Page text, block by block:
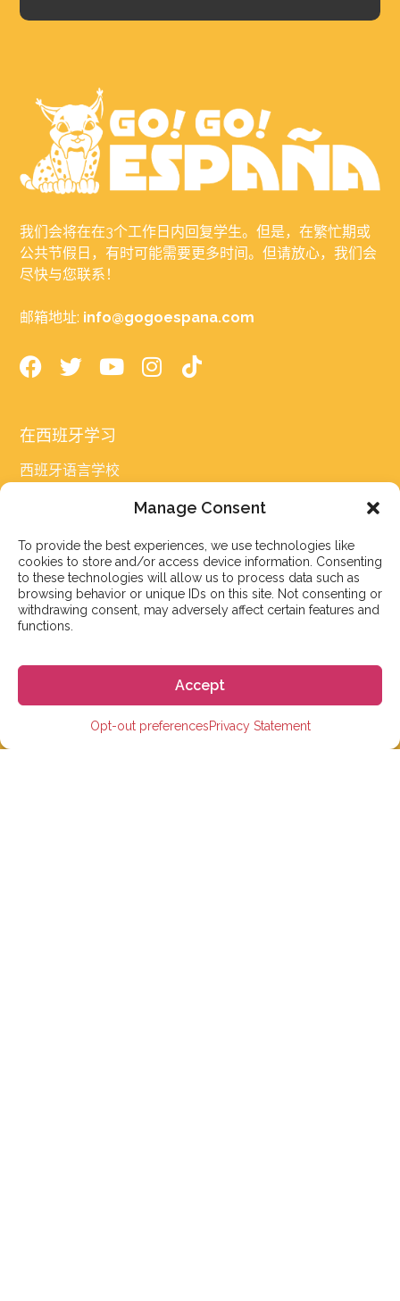
Manage Consent
To provide the best experiences, we use technologies like
cookies to store and/or access device information. Consenting
to these technologies will allow us to process data such as
browsing behavior or unique IDs on this site. Not consenting or
withdrawing consent, may adversely affect certain features and
functions.
Accept
Opt-out preferencesPrivacy Statement
我们会将在在3个工作日内回复学生。但是，在繁忙期或
公共节假日，有时可能需要更多时间。但请放心，我们会
尽快与您联系！
邮箱地址: info@gogoespana.com
在西班牙学习
西班牙语言学校
大学
小学、初中和高中
在线学习西班牙语